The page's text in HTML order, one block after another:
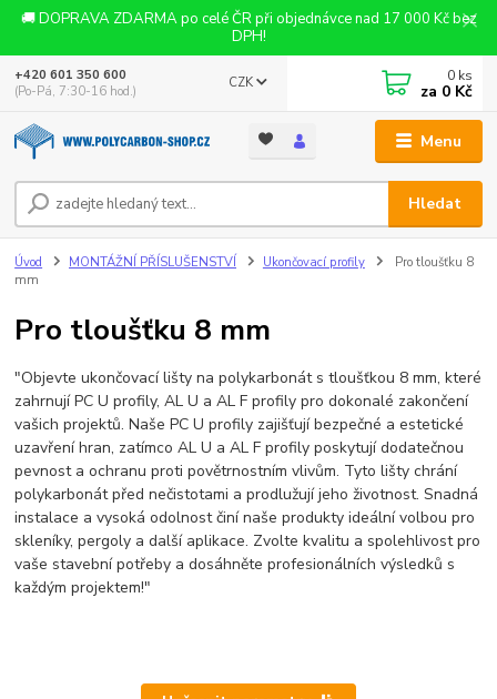
🚚 DOPRAVA ZDARMA po celé ČR při objednávce nad 17 000 Kč bez
DPH!
Menu
CZK
Hledat
+420 601 350 600
(Po-Pá, 7:30-16 hod.)
0 ks
za 0 Kč
Úvod MONTÁŽNÍ PŘÍSLUŠENSTVÍ Ukončovací profily
Pro tloušťku 8
mm
Pro tloušťku 8 mm
"Objevte ukončovací lišty na polykarbonát s tloušťkou 8 mm, které
zahrnují PC U profily, AL U a AL F profily pro dokonalé zakončení
vašich projektů. Naše PC U profily zajišťují bezpečné a estetické
uzavření hran, zatímco AL U a AL F profily poskytují dodatečnou
pevnost a ochranu proti povětrnostním vlivům. Tyto lišty chrání
polykarbonát před nečistotami a prodlužují jeho životnost. Snadná
instalace a vysoká odolnost činí naše produkty ideální volbou pro
skleníky, pergoly a další aplikace. Zvolte kvalitu a spolehlivost pro
vaše stavební potřeby a dosáhněte profesionálních výsledků s
každým projektem!"